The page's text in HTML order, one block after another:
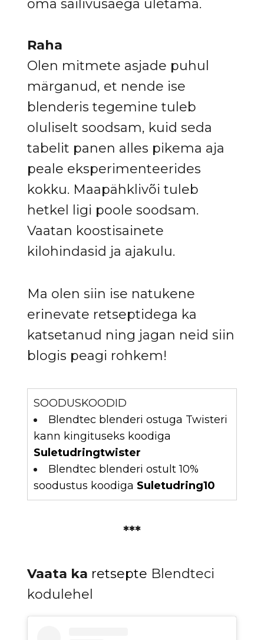
oma säilivusaega ületama.
Raha
Olen mitmete asjade puhul
märganud, et nende ise
blenderis tegemine tuleb
oluliselt soodsam, kuid seda
tabelit panen alles pikema aja
peale eksperimenteerides
kokku. Maapähklivõi tuleb
hetkel ligi poole soodsam.
Vaatan koostisainete
kilohindasid ja ajakulu.
Ma olen siin ise natukene
erinevate retseptidega ka
katsetanud ning jagan neid siin
blogis peagi rohkem!
SOODUSKOODID
Blendtec blenderi ostuga Twisteri
kann kingituseks koodiga
Suletudringtwister
Blendtec blenderi ostult 10%
soodustus koodiga Suletudring10
***
Vaata ka retsepte Blendteci
kodulehel